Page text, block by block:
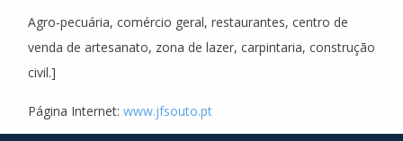
Agro-pecuária, comércio geral, restaurantes, centro de
venda de artesanato, zona de lazer, carpintaria, construção
civil.]
Página Internet: www.jfsouto.pt